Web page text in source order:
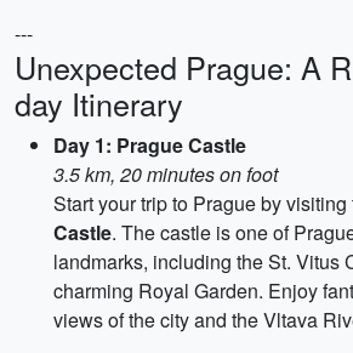
---
Unexpected Prague: A
day Itinerary
Day 1: Prague Castle
3.5 km, 20 minutes on foot
Start your trip to Prague by
Castle. The castle is one of
landmarks, including the St. Vitus
charming Royal Garden. Enjoy
views of the city and the Vltava